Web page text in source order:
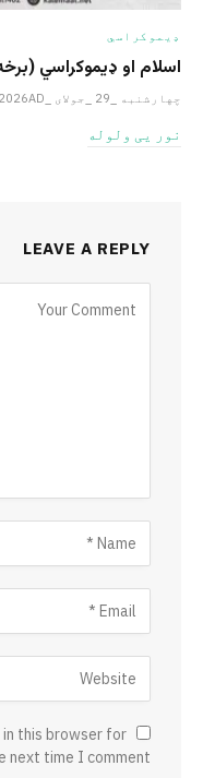
ډیموکراسي
اسلام او ډیموکراسي (برخه:
چهارشنبه _29 _جولای _2026AH 29-7-2026AD
نور یی ولوله
LEAVE A REPLY
in this browser for
next time I comment.